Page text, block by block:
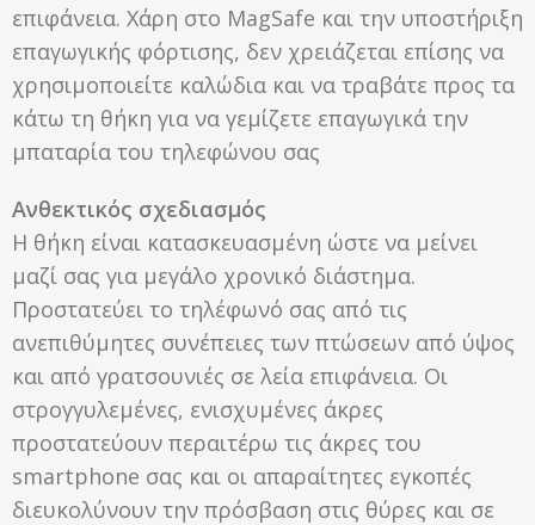
επιφάνεια. Χάρη στο MagSafe και την υποστήριξη
επαγωγικής φόρτισης, δεν χρειάζεται επίσης να
χρησιμοποιείτε καλώδια και να τραβάτε προς τα
κάτω τη θήκη για να γεμίζετε επαγωγικά την
μπαταρία του τηλεφώνου σας
Ανθεκτικός σχεδιασμός
Η θήκη είναι κατασκευασμένη ώστε να μείνει
μαζί σας για μεγάλο χρονικό διάστημα.
Προστατεύει το τηλέφωνό σας από τις
ανεπιθύμητες συνέπειες των πτώσεων από ύψος
και από γρατσουνιές σε λεία επιφάνεια. Οι
στρογγυλεμένες, ενισχυμένες άκρες
προστατεύουν περαιτέρω τις άκρες του
smartphone σας και οι απαραίτητες εγκοπές
διευκολύνουν την πρόσβαση στις θύρες και σε